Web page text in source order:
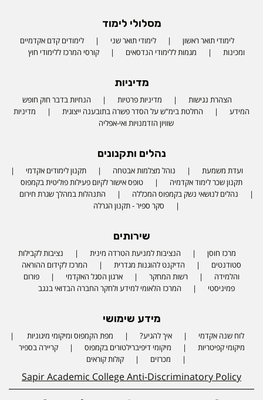
מסלולי לימוד
לימודי תואר ראשון לימודי תואר שני
לימודים קדם אקדמיים
ומכינות
מגמות ללימודי הנדסאים קורסי המרכז ללימודי חוץ
מדיניות
הצהרת נגישות מדיניות פרטיות
הנחיות בדבר חוק חופש
המידע
החלטת בימ"ש על הסדר פשרה בתובענה ייצוגית
מדיניות
שוויון הזדמנויות ואי-אפליה
נהלים ותקנונים
ועדת משמעת נוהל מצלמות אבטחה
תקנון לימודים אקדמי
תקנון שכר לימוד אקדמיה
טופס אישור לקיום פעילות פוליטית בקמפוס
נהלים לנושאי נשק בקמפוס המכללה
התנהלות במהלך שגרת חירום
סקר ספיר - תקנון הגרלה
שירותים
מרכז חוסן הנציבות למניעת הטרדה מינית
נציבות לקבילות
סטודנטים
הדיקנט להוגנות מגדרית
המרכז לקידום ההוראה
והלמידה
רשות המחקר ארגון הסגל האקדמי
פורום
פמיניסטי
המרכז הלאומי למידע ולחקר החברה הבדואי בנגב
מידע שימושי
לוח שנה אקדמי איך להגיע?
מפת הקמפוס ומיקומי מיגוניות
מיקומי קפיטריות
מיקומי דיפיברילטורים בקמפוס
קריירה בספיר
מכרזים
קולות קוראים
Sapir Academic College Anti-Discriminatory Policy
Phone number